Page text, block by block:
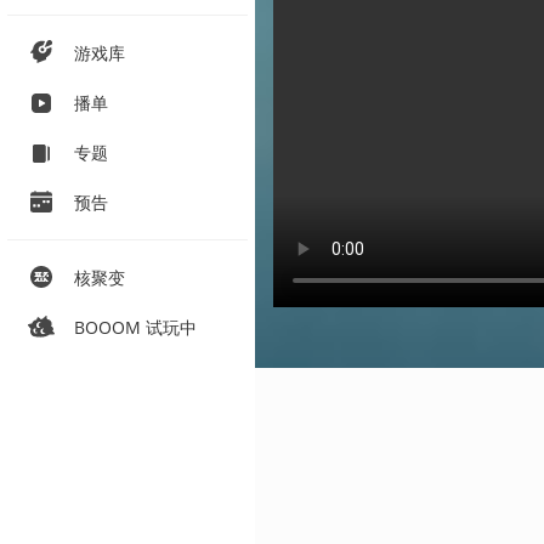
游戏库
播单
专题
预告
核聚变
BOOOM 试玩中